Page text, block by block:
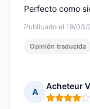
Publicado el 19/03/
Perfecto como
Opinión traducida
A
Acheteur
Nota: 4 de 5